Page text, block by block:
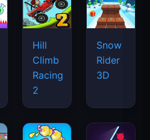
Hill
Climb
Racing
2
Snow
Rider
3D